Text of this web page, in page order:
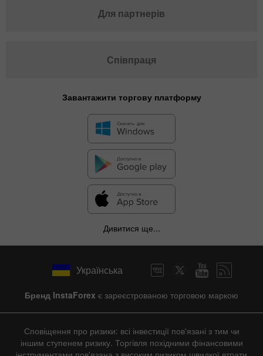
2 years 3 years / 4 years Actual Forecast Previous|
Для партнерів
Співпраця
Завантажити торгову платформу
Дивитися ще...
Українська
Бренд InstaForex є зареєстрованою торговою маркою
Сповіщення про ризики: всі інвестиції пов'язані з тим чи
іншим ступенем ризику. Торгівля похідними фінансовими